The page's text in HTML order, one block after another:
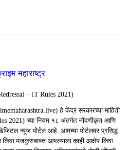
महाराष्ट्र
– IT Rules 2021)
हे केंद्र सरकारच्या माहिती
2021) च्या नियम १८ अंतर्गत नोंदणीकृत आणि
न्यूज पोर्टल आहे. आमच्या पोर्टलवर प्रसिद्ध
मजकुराबाबत आपल्याला काही आक्षेप किंवा